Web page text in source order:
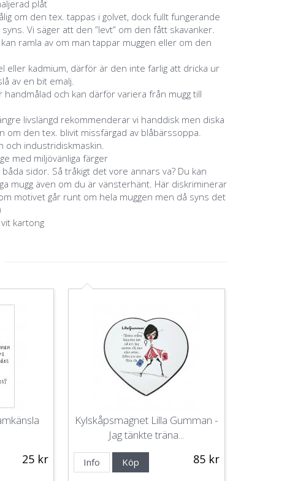
plåt
om den tex. tappas i golvet, dock fullt fungerande
Vi säger att den ”levt” om den fått skavanker.
ramla av om man tappar muggen eller om den
eller kadmium, därför är den inte farlig att dricka ur
av en bit emalj.
handmålad och kan därför variera från mugg till
livslängd rekommenderar vi handdisk men diska
om den tex. blivit missfärgad av blåbärssoppa.
och industridiskmaskin.
med miljövänliga färger
sidor. Så tråkigt det vore annars va? Du kan
mugg även om du är vänsterhänt. Här diskriminerar
motivet går runt om hela muggen men då syns det
kartong
25 kr
Kylskåpsmagnet Lilla Gumman -
Jag tänkte träna...
85 kr
Info Köp